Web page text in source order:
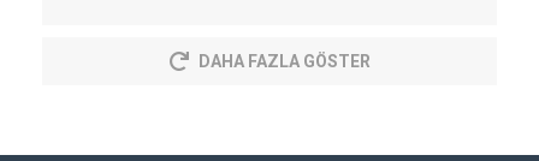
DAHA FAZLA GÖSTER